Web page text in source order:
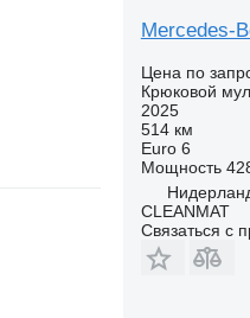
Mercedes-
Цена по
Крюковой
2025
514 км
Euro 6
Мощность
CLEANMAT
Связаться с